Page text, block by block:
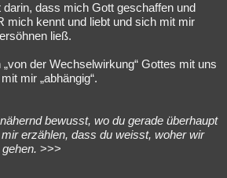
dass mich Gott geschaffen und
mich kennt und liebt und sich mit mir
ließ.
der Wechselwirkung“ Gottes mit uns
mir „abhängig“.
bewusst, wo du gerade überhaupt
erzählen, dass du weisst, woher wir
>>>